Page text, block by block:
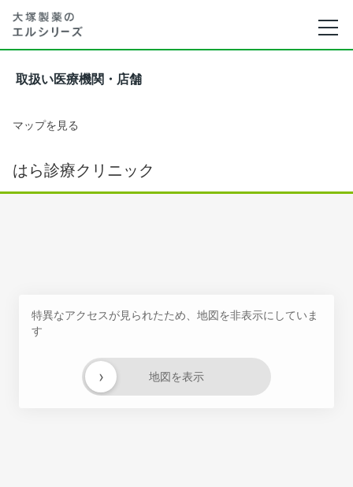
取扱い医療機関・店舗
マップを見る
はら診療クリニック
特異なアクセスが見られたため、地図を非表示にしていま
す
地図を表示
›